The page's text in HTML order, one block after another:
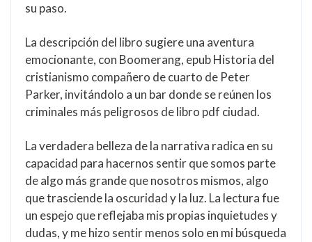
su paso.
La descripción del libro sugiere una aventura
emocionante, con Boomerang, epub Historia del
cristianismo compañero de cuarto de Peter
Parker, invitándolo a un bar donde se reúnen los
criminales más peligrosos de libro pdf ciudad.
La verdadera belleza de la narrativa radica en su
capacidad para hacernos sentir que somos parte
de algo más grande que nosotros mismos, algo
que trasciende la oscuridad y la luz. La lectura fue
un espejo que reflejaba mis propias inquietudes y
dudas, y me hizo sentir menos solo en mi búsqueda